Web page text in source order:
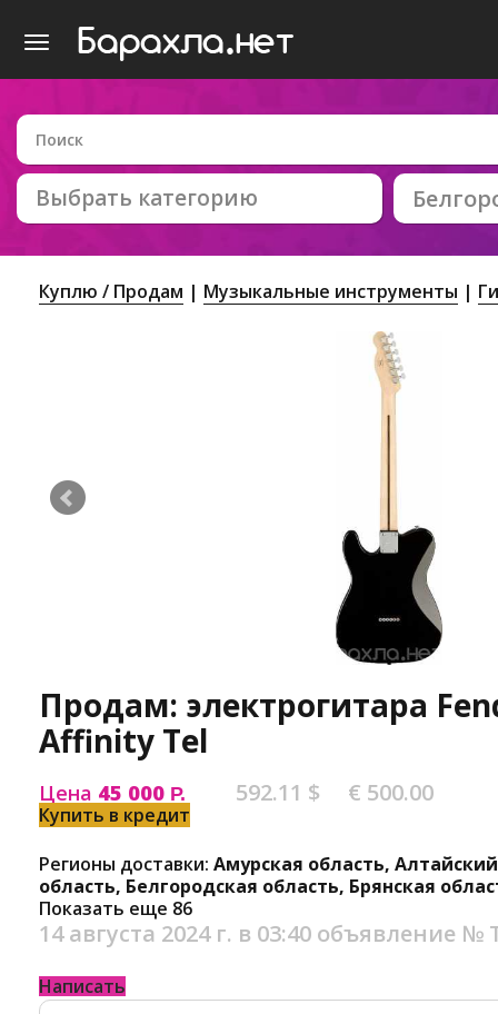
Выбрать категорию
Куплю / Продам Музыкальные инструменты
Продам: электрогитара
Affinity Tel
Цена 45 000 Р. 592.11 $ € 500.00
Купить в кредит
Регионы доставки: Амурская область,
область, Белгородская область, Брянская
Показать еще 86
14 августа 2024 г. в 03:40 объявление №
Написать